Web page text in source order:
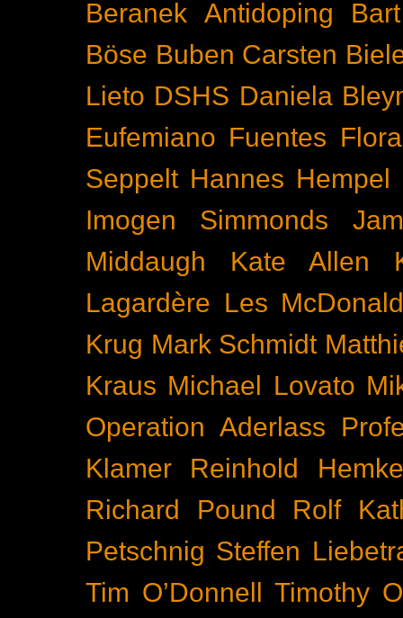
Beranek Antidoping
Böse Buben Carsten
Lieto DSHS Daniela
Eufemiano Fuentes
Seppelt Hannes Hempel
Imogen Simmonds
Middaugh
Kate Allen
Lagardère Les
Krug Mark Schmidt
Kraus Michael Lovato
Operation Aderlass
Klamer
Reinhold
Richard Pound
Rolf
Petschnig Steffen
Tim O’Donnell
Timothy